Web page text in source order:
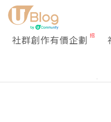
社群創作有價企劃